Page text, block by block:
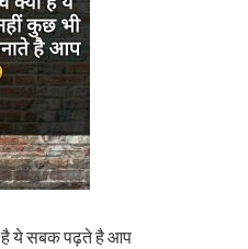
है ये सबक पढ़ते है आप